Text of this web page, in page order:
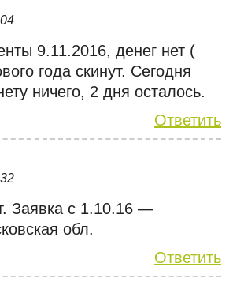
9.11.2016, денег нет (
года скинут. Сегодня
ничего, 2 дня осталось.
Ответить
Заявка с 1.10.16 —
обл.
Ответить